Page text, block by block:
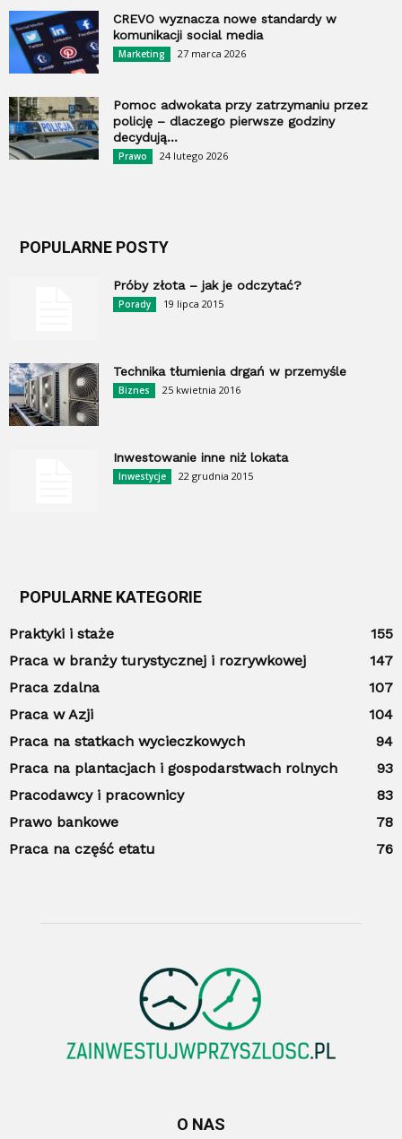
CREVO wyznacza nowe standardy w
komunikacji social media
Marketing 27 marca 2026
Pomoc adwokata przy zatrzymaniu przez
policję – dlaczego pierwsze godziny
decydują...
Prawo 24 lutego 2026
POPULARNE POSTY
Próby złota – jak je odczytać?
Porady 19 lipca 2015
Technika tłumienia drgań w przemyśle
Biznes 25 kwietnia 2016
Inwestowanie inne niż lokata
Inwestycje 22 grudnia 2015
POPULARNE KATEGORIE
Praktyki i staże
155
Praca w branży turystycznej i rozrywkowej
147
Praca zdalna
107
Praca w Azji
104
Praca na statkach wycieczkowych
94
Praca na plantacjach i gospodarstwach rolnych
93
Pracodawcy i pracownicy
83
Prawo bankowe
78
Praca na część etatu
76
O NAS